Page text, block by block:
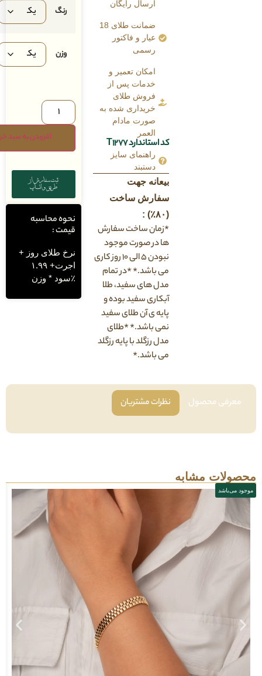
افزودن به سبد خرید
نحوه محاسبه
قیمت :
نرخ طلای روز +
اجرت+ ۱.۹۹
٪سود * وزن
ارسال رایگان
ضمانت طلای 18
عیار و فاکتور
امکان تعمیر و
خدمات پس از
فروش طلای
خریداری شده به
صورت مادام
کد استاندارد T1277
راهنمای سایز
دستبند
بیعانه جهت
سفارش ساخت
*زمان ساخت سفارش
ها در صورت موجود
نبودن ۵ الی ۱۰ روز کاری
می باشد.* *در تمام
مدل های سفید، طلا
آبکاری سفید بوده و
پایه ی آن طلای سفید
نمی باشد.* *طلای
مدل رزگلد با پایه رزگلد
می باشد.*
موجود
مشابه
محصول نظرات مشتریان